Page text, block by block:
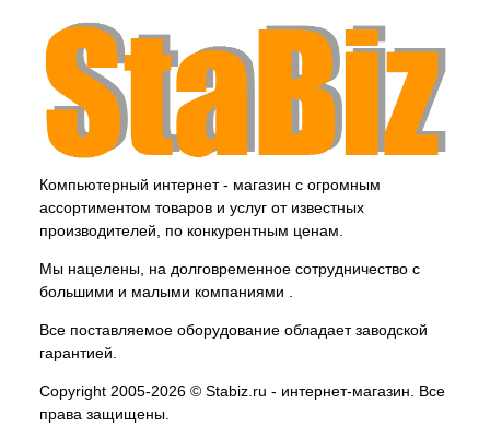
Компьютерный интернет - магазин с огромным
ассортиментом товаров и услуг от известных
производителей, по конкурентным ценам.
Мы нацелены, на долговременное сотрудничество с
большими и малыми компаниями .
Все поставляемое оборудование обладает заводской
гарантией.
Copyright 2005-2026 © Stabiz.ru - интернет-магазин. Все
права защищены.